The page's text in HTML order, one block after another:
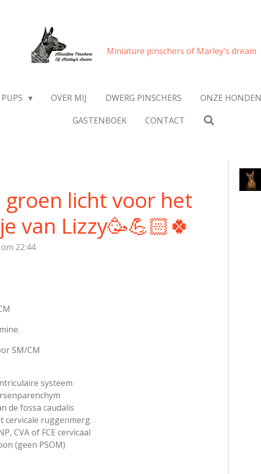
Miniature pinschers of Marley's dream
PUPS OVER MIJ DWERG PINSCHERS ONZE HONDEN
GASTENBOEK
CONTACT
groen licht voor het
van Lizzy🥳💪🏻🍀
22:44
SM/CM
systeem
de fossa caudalis
cervicale ruggenmerg.
CVA of FCE cervicaal
(geen PSOM)